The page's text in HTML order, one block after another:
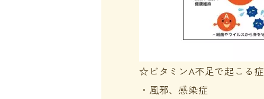
☆ビタミンA不足で起こる
・風邪、感染症